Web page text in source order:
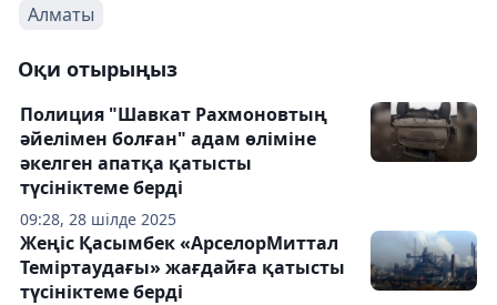
Алматы
Оқи отырыңыз
09:28, 28 шілде 2025
Полиция "Шавкат Рахмоновтың
әйелімен болған" адам өліміне
әкелген апатқа қатысты
түсініктеме берді
Жеңіс Қасымбек «АрселорМиттал
Теміртаудағы» жағдайға қатысты
түсініктеме берді